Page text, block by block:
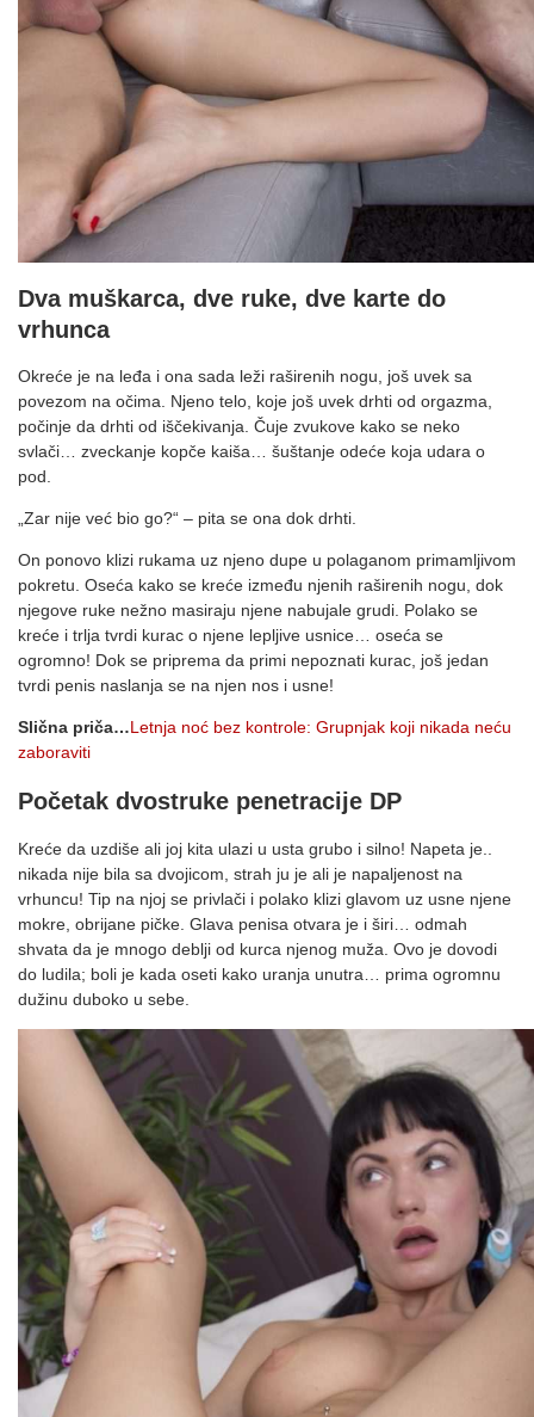
Dva muškarca, dve ruke, dve karte do
vrhunca
Okreće je na leđa i ona sada leži raširenih nogu, još uvek sa
povezom na očima. Njeno telo, koje još uvek drhti od orgazma,
počinje da drhti od iščekivanja. Čuje zvukove kako se neko
svlači… zveckanje kopče kaiša… šuštanje odeće koja udara o
pod.
„Zar nije već bio go?“ – pita se ona dok drhti.
On ponovo klizi rukama uz njeno dupe u polaganom primamljivom
pokretu. Oseća kako se kreće između njenih raširenih nogu, dok
njegove ruke nežno masiraju njene nabujale grudi. Polako se
kreće i trlja tvrdi kurac o njene lepljive usnice… oseća se
ogromno! Dok se priprema da primi nepoznati kurac, još jedan
tvrdi penis naslanja se na njen nos i usne!
Slična priča…Letnja noć bez kontrole: Grupnjak koji nikada neću
zaboraviti
Početak dvostruke penetracije DP
Kreće da uzdiše ali joj kita ulazi u usta grubo i silno! Napeta je..
nikada nije bila sa dvojicom, strah ju je ali je napaljenost na
vrhuncu! Tip na njoj se privlači i polako klizi glavom uz usne njene
mokre, obrijane pičke. Glava penisa otvara je i širi… odmah
shvata da je mnogo deblji od kurca njenog muža. Ovo je dovodi
do ludila; boli je kada oseti kako uranja unutra… prima ogromnu
dužinu duboko u sebe.